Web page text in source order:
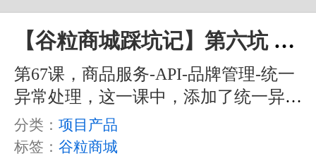
【谷粒商城踩坑记】第六坑 统一异常处理后控制台不显示错误信息
第67课，商品服务-API-品牌管理-统一
异常处理，这一课中，添加了统一异常
处理之后，控制台上就不显示异常报错
信息了。
分类： 项目产品
标签： 谷粒商城